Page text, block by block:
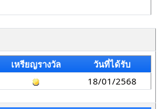
เหรียญรางวัล
วันที่ได้รับ
18/01/2568